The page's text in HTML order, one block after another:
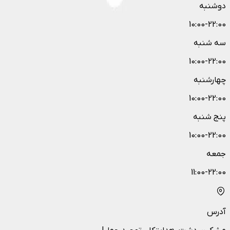
دوشنبه
10:00-22:00
سه شنبه
10:00-22:00
چهارشنبه
10:00-22:00
پنج شنبه
10:00-22:00
جمعه
11:00-22:00
آدرس